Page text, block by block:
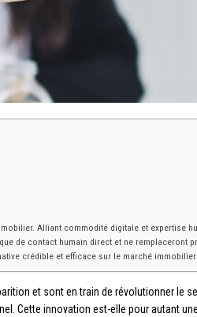
Alliant commodité digitale et expertise
de contact humain direct et ne remplaceront
crédible et efficace sur le marché
et sont en train de révolutionner le
Cette innovation est-elle pour autant